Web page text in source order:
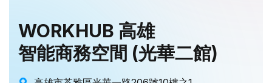
WORKHUB 高雄
智能商務空間 (光華二館)